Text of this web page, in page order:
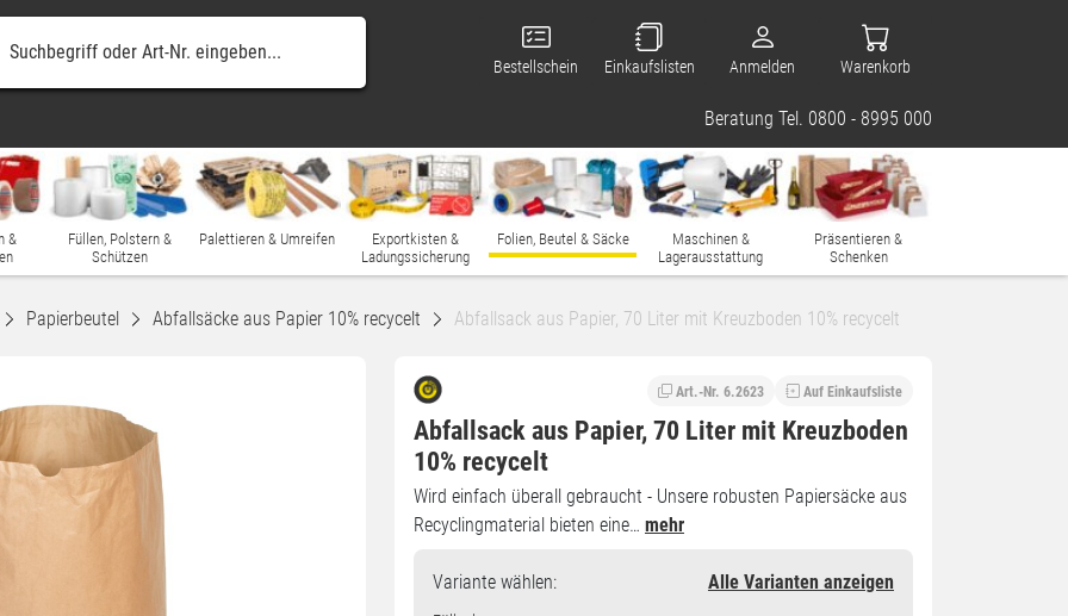
Bestellschein Einkaufslisten Anmelden Warenkorb
Beratung Tel. 0800 - 8995 000
&
Füllen, Polstern &
Schützen
Palettieren & Umreifen
Exportkisten &
Ladungssicherung
Folien, Beutel & Säcke
Maschinen &
Lagerausstattung
Präsentieren &
Schenken
Papierbeutel Abfallsäcke aus Papier 10% recycelt Abfallsack aus Papier, 70 Liter mit Kreuzboden 10% recycelt
Art.-Nr. 6.2623 Auf Einkaufsliste
Abfallsack aus Papier, 70 Liter mit Kreuzboden
10% recycelt
Wird einfach überall gebraucht - Unsere robusten Papiersäcke aus
Recyclingmaterial bieten eine… mehr
Variante wählen: Alle Varianten anzeigen